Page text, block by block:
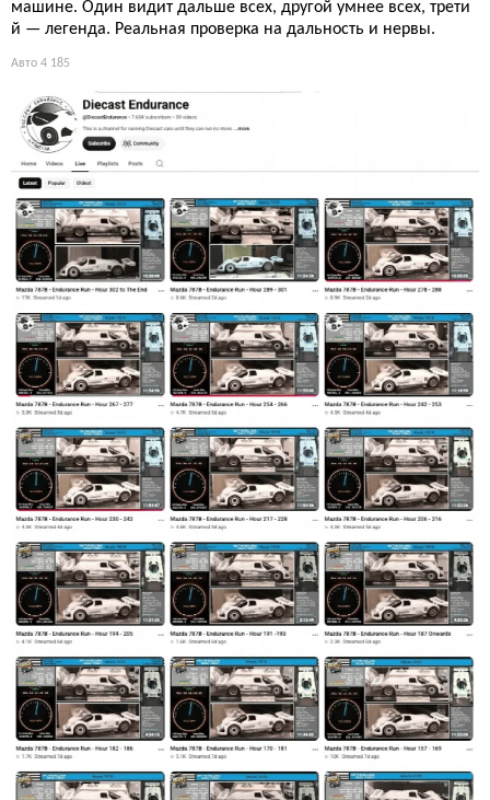
машине. Один видит дальше всех, другой умнее всех, трети
й — легенда. Реальная проверка на дальность и нервы.
Авто 4 185